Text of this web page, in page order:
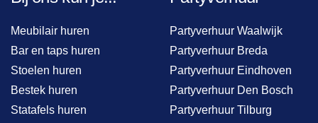
Meubilair huren
Bar en taps huren
Stoelen huren
Bestek huren
Statafels huren
Partyverhuur Waalwijk
Partyverhuur Breda
Partyverhuur Eindhoven
Partyverhuur Den Bosch
Partyverhuur Tilburg